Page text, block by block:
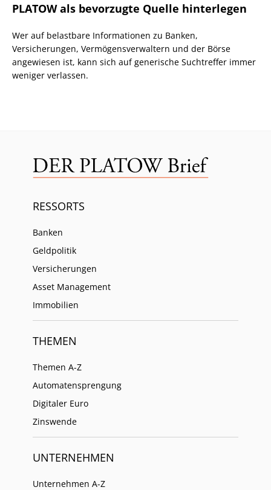
PLATOW als bevorzugte Quelle hinterlegen
Wer auf belastbare Informationen zu Banken,
Versicherungen, Vermögensverwaltern und der Börse
angewiesen ist, kann sich auf generische Suchtreffer immer
weniger verlassen.
RESSORTS
Banken
Geldpolitik
Versicherungen
Asset Management
Immobilien
THEMEN
Themen A-Z
Automatensprengung
Digitaler Euro
Zinswende
UNTERNEHMEN
Unternehmen A-Z